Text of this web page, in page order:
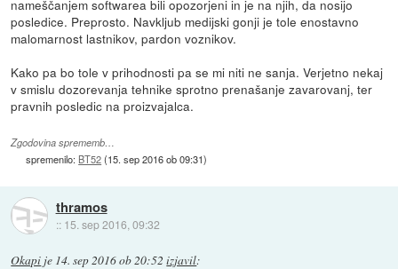
nameščanjem softwarea bili opozorjeni in je na njih, da nosijo
posledice. Preprosto. Navkljub medijski gonji je tole enostavno
malomarnost lastnikov, pardon voznikov.
Kako pa bo tole v prihodnosti pa se mi niti ne sanja. Verjetno nekaj
v smislu dozorevanja tehnike sprotno prenašanje zavarovanj, ter
pravnih posledic na proizvajalca.
Zgodovina sprememb…
spremenilo: BT52(15. sep 2016 ob 09:31)
thramos
:: 15. sep 2016, 09:32
Okapi je 14. sep 2016 ob 20:52 izjavil: